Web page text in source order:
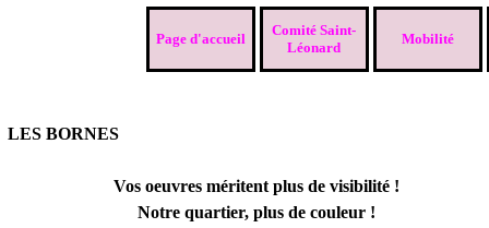
Page d'accueil
Comité Saint-
Léonard
▼
Mobilité
LES BORNES
Vos oeuvres méritent plus de visibilité !
Notre quartier, plus de couleur !